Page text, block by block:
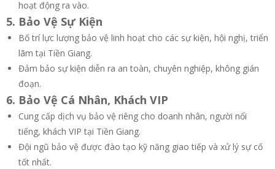
hoạt động ra vào.
5. Bảo Vệ Sự Kiện
Bố trí lực lượng bảo vệ linh hoạt cho các sự kiện, hội nghị, triển
lãm tại Tiền Giang.
Đảm bảo sự kiện diễn ra an toàn, chuyên nghiệp, không gián
đoạn.
6. Bảo Vệ Cá Nhân, Khách VIP
Cung cấp dịch vụ bảo vệ riêng cho doanh nhân, người nổi
tiếng, khách VIP tại Tiền Giang.
Đội ngũ bảo vệ được đào tạo kỹ năng giao tiếp và xử lý sự cố
tốt nhất.